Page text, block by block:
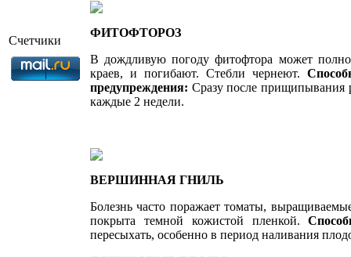
Счетчики
ФИТОФТОРОЗ
В дождливую погоду фитофтора мо­жет
краев, и погибают. Стебли чер­неют.
предупреждения: Сразу после прищипывания
каж­дые 2 недели.
ВЕРШИННАЯ ГНИЛЬ
Болезнь часто поражает томаты,
покрыта темной кожистой пленкой.
пересыхать, особенно в период на­ливания